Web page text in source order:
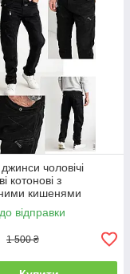
чоловічі
котонові з
кишенями
Туреччина
відправки
1 500 ₴